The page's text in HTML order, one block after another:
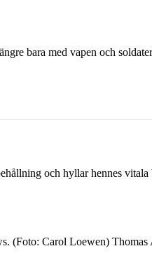
bara med vapen och
och hyllar hennes vitala
Carol Loewen)